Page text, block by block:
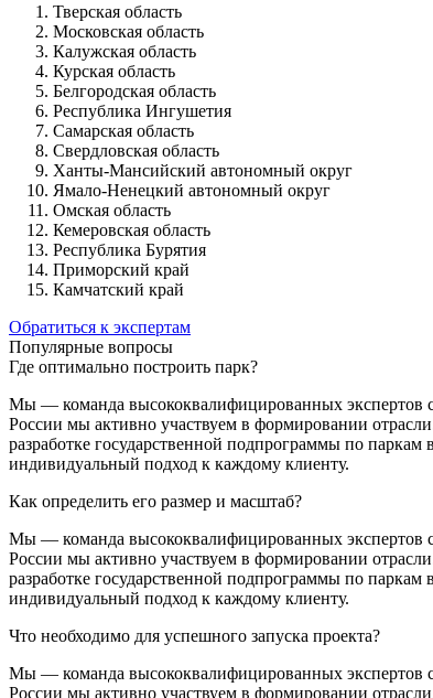
Тверская область
Московская область
Калужская область
Курская область
Белгородская область
Республика Ингушетия
Самарская область
Свердловская область
Ханты-Мансийский автономный округ
Ямало-Ненецкий автономный округ
Омская область
Кемеровская область
Республика Бурятия
Приморский край
Камчатский край
Обратиться к экспертам
Популярные вопросы
Где оптимально построить парк?
Мы — команда высококвалифицированных экспертов с
России мы активно участвуем в формировании
разработке государственной подпрограммы по
индивидуальный подход к каждому клиенту.
Как определить его размер и масштаб?
Мы — команда высококвалифицированных экспертов с
России мы активно участвуем в формировании
разработке государственной подпрограммы по
индивидуальный подход к каждому клиенту.
Что необходимо для успешного запуска проекта?
Мы — команда высококвалифицированных экспертов с
России мы активно участвуем в формировании